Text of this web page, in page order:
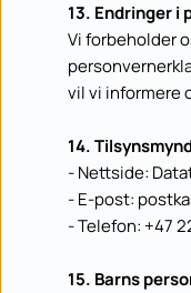
13. Endringer
Vi forbeholder
vil vi informere
14.
- Nettside:
- E-post:
- Telefon: +47
15. Barns